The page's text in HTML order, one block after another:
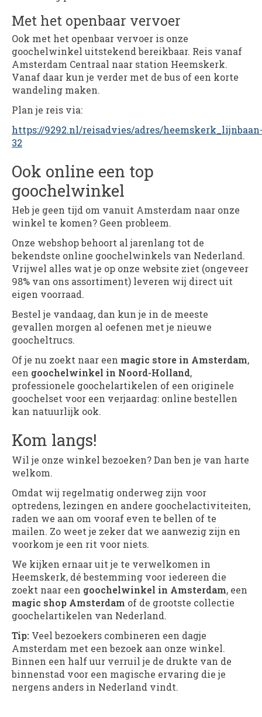
Met het openbaar vervoer
Ook met het openbaar vervoer is onze
goochelwinkel uitstekend bereikbaar. Reis vanaf
Amsterdam Centraal naar station Heemskerk.
Vanaf daar kun je verder met de bus of een korte
wandeling maken.
Plan je reis via:
https://9292.nl/reisadvies/adres/
32
Ook online een top
goochelwinkel
Heb je geen tijd om vanuit Amsterdam naar onze
winkel te komen? Geen probleem.
Onze webshop behoort al jarenlang tot de
bekendste online goochelwinkels van Nederland.
Vrijwel alles wat je op onze website ziet (ongeveer
98% van ons assortiment) leveren wij direct uit
eigen voorraad.
Bestel je vandaag, dan kun je in de meeste
gevallen morgen al oefenen met je nieuwe
goocheltrucs.
Of je nu zoekt naar een magic store in Amsterdam,
een goochelwinkel in Noord-Holland,
professionele goochelartikelen of een originele
goochelset voor een verjaardag: online bestellen
kan natuurlijk ook.
Kom langs!
Wil je onze winkel bezoeken? Dan ben je van harte
welkom.
Omdat wij regelmatig onderweg zijn voor
optredens, lezingen en andere goochelactiviteiten,
raden we aan om vooraf even te bellen of te
mailen. Zo weet je zeker dat we aanwezig zijn en
voorkom je een rit voor niets.
We kijken ernaar uit je te verwelkomen in
Heemskerk, dé bestemming voor iedereen die
zoekt naar een goochelwinkel in Amsterdam, een
magic shop Amsterdam of de grootste collectie
goochelartikelen van Nederland.
Tip: Veel bezoekers combineren een dagje
Amsterdam met een bezoek aan onze winkel.
Binnen een half uur verruil je de drukte van de
binnenstad voor een magische ervaring die je
nergens anders in Nederland vindt.